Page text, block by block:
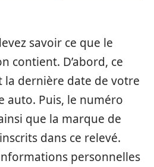
savoir ce que le
contient. D’abord, ce
dernière date de votre
auto. Puis, le numéro
que la marque de
dans ce relevé.
personnelles